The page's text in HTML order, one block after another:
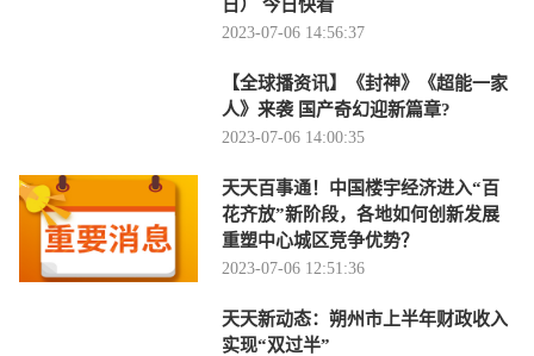
日） 今日快看
2023-07-06 14:56:37
【全球播资讯】《封神》《超能一家
人》来袭 国产奇幻迎新篇章?
2023-07-06 14:00:35
天天百事通！中国楼宇经济进入“百
花齐放”新阶段，各地如何创新发展
重塑中心城区竞争优势？
2023-07-06 12:51:36
天天新动态：朔州市上半年财政收入
实现“双过半”